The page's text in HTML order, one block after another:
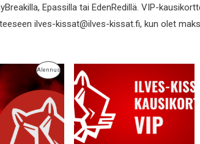
Epassilla tai EdenRedillä. VIP-
ilves-kissat@ilves-kissat.fi, kun olet
AlennusTuote
Alennuksessa